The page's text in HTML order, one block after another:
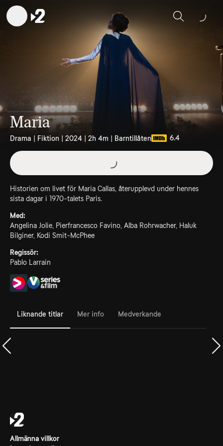
Sök
Maria
Drama | Fiktion | 2024 | 2h 4m | Barntillåten 6.4
Historien om livet för Maria Callas, återupplevd under hennes
sista dagar i 1970-talets Paris.
Med:
Angelina Jolie, Pierfrancesco Favino, Alba Rohrwacher, Haluk
Bilginer, Kodi Smit-McPhee
Regissör:
Pablo Larrain
Liknande titlar Mer info Medverkande
Allmänna villkor